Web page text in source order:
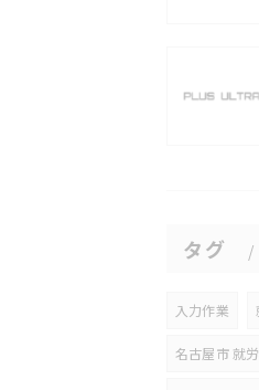
タグ
入力作業
名古屋市 就